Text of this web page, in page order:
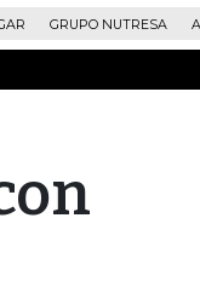
GRUPO NUTRESA